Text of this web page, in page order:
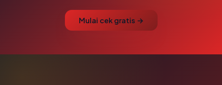
Mulai cek gratis →